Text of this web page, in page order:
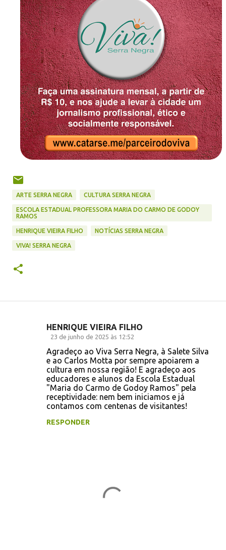
ARTE SERRA NEGRA CULTURA SERRA NEGRA
ESCOLA ESTADUAL PROFESSORA MARIA DO CARMO DE GODOY
RAMOS
HENRIQUE VIEIRA FILHO NOTÍCIAS SERRA NEGRA
VIVA! SERRA NEGRA
HENRIQUE VIEIRA FILHO
23 de junho de 2025 às 12:52
Agradeço ao Viva Serra Negra, à Salete Silva
e ao Carlos Motta por sempre apoiarem a
cultura em nossa região! E agradeço aos
educadores e alunos da Escola Estadual
"Maria do Carmo de Godoy Ramos" pela
receptividade: nem bem iniciamos e já
contamos com centenas de visitantes!
RESPONDER